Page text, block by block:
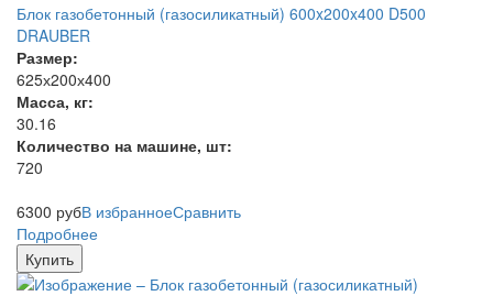
Блок газобетонный (газосиликатный) 600x200x400 D500
DRAUBER
Размер:
625х200х400
Масса, кг:
30.16
Количество на машине, шт:
720
6300 рубВ избранноеСравнить
Подробнее
Купить